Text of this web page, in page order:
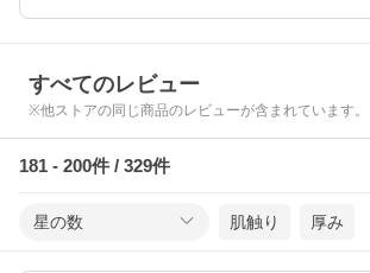
すべてのレビュー
※他ストアの同じ商品のレビューが含まれています。
181 - 200件 / 329件
星の数 肌触り 厚み